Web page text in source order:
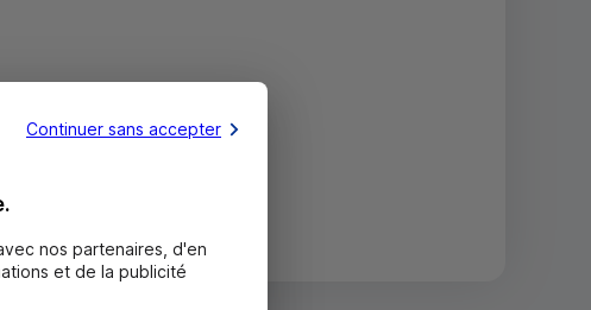
Continuer sans accepter
nos partenaires, d'en
et de la publicité